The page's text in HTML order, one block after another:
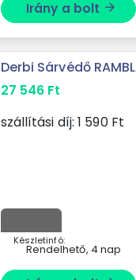
Irány a bolt arrow_forward
Derbi Sárvédő
27 546 Ft
szállítási díj: 1 590Ft
Készletinfó:
Rendelhető, 4 nap